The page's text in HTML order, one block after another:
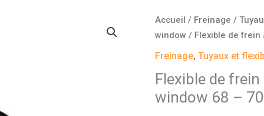
Accueil / Freinage /
window / Flexible de frein
Freinage,Tuyaux et
Flexible de
window 68 – 70
quantité
de
Flexible
frein
avant